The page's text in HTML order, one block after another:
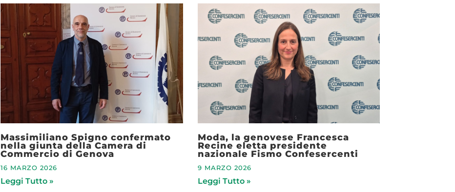
Massimiliano Spigno confermato
nella giunta della Camera di
Commercio di Genova
16 MARZO 2026
Leggi Tutto »
Moda, la genovese Francesca
Recine eletta presidente
nazionale Fismo Confesercenti
9 MARZO 2026
Leggi Tutto »